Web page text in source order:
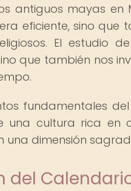
antiguos mayas
eficiente, sino
El estudio
que también nos
fundamentales
cultura rica en
una dimensión
del